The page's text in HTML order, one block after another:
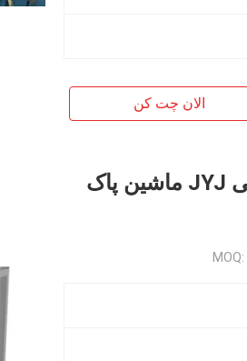
الان چت کن
ماشین پر کردن کرم آرایشی JYJ ماشین پاک
MOQ: